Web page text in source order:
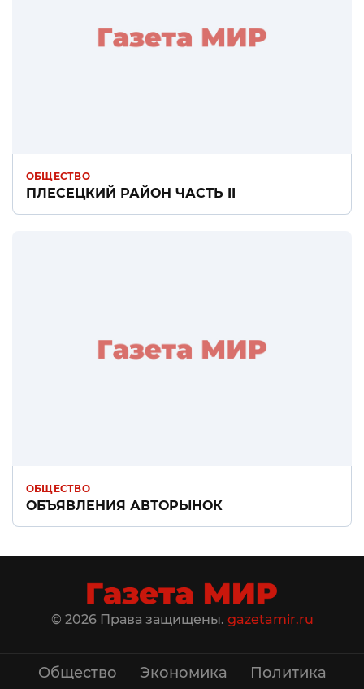
ОБЩЕСТВО
ПЛЕСЕЦКИЙ РАЙОН ЧАСТЬ II
ОБЩЕСТВО
ОБЪЯВЛЕНИЯ АВТОРЫНОК
© 2026 Права защищены. gazetamir.ru
Общество Экономика Политика